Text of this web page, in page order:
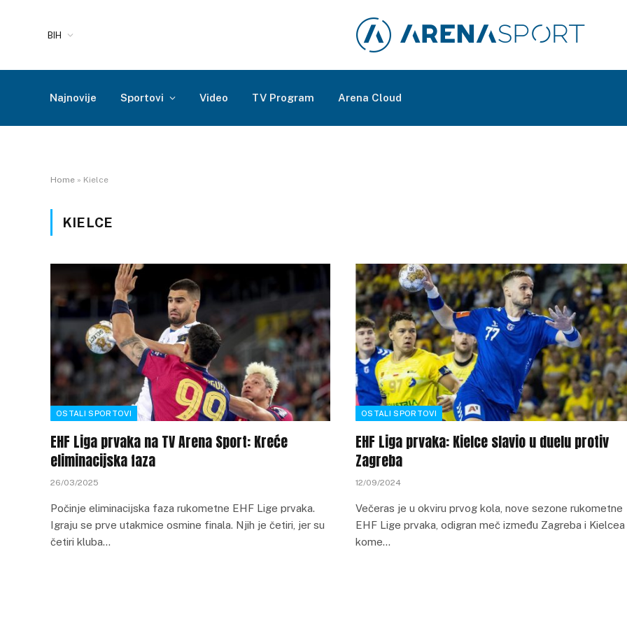
BIH
Najnovije Sportovi Video TV Program Arena Cloud
Home » Kielce
KIELCE
OSTALI SPORTOVI
EHF Liga prvaka na TV Arena Sport: Kreće
eliminacijska faza
26/03/2025
Počinje eliminacijska faza rukometne EHF Lige prvaka.
Igraju se prve utakmice osmine finala. Njih je četiri, jer su
četiri kluba…
OSTALI SPORTOVI
EHF Liga prvaka: Kielce slavio u duelu protiv
Zagreba
12/09/2024
Večeras je u okviru prvog kola, nove sezone rukometne
EHF Lige prvaka, odigran meč između Zagreba i Kielcea
kome…